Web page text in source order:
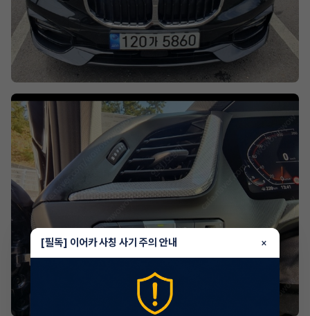
[필독] 이어카 사칭 사기 주의 안내 ×